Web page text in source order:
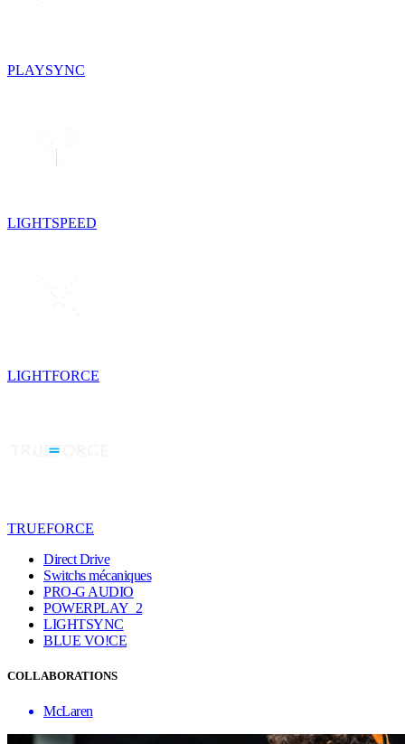
PLAYSYNC
LIGHTSPEED
LIGHTFORCE
TRUEFORCE
Direct Drive
Switchs mécaniques
PRO-G AUDIO
POWERPLAY 2
LIGHTSYNC
BLUE VO!CE
COLLABORATIONS
McLaren